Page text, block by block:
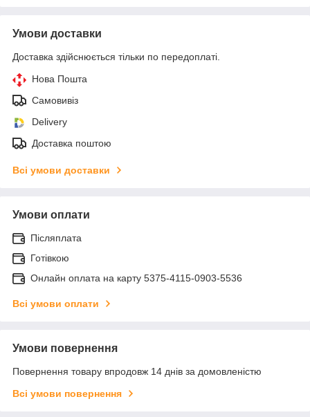
Умови доставки
Доставка здійснюється тільки по передоплаті.
Нова Пошта
Самовивіз
Delivery
Доставка поштою
Всі умови доставки
Умови оплати
Післяплата
Готівкою
Онлайн оплата на карту 5375-4115-0903-5536
Всі умови оплати
Умови повернення
Повернення товару впродовж 14 днів за домовленістю
Всі умови повернення